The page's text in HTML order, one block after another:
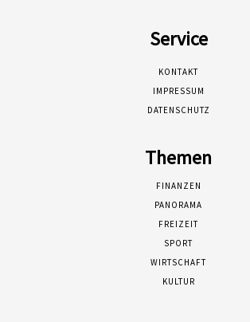
Service
KONTAKT
IMPRESSUM
DATENSCHUTZ
Themen
FINANZEN
PANORAMA
FREIZEIT
SPORT
WIRTSCHAFT
KULTUR